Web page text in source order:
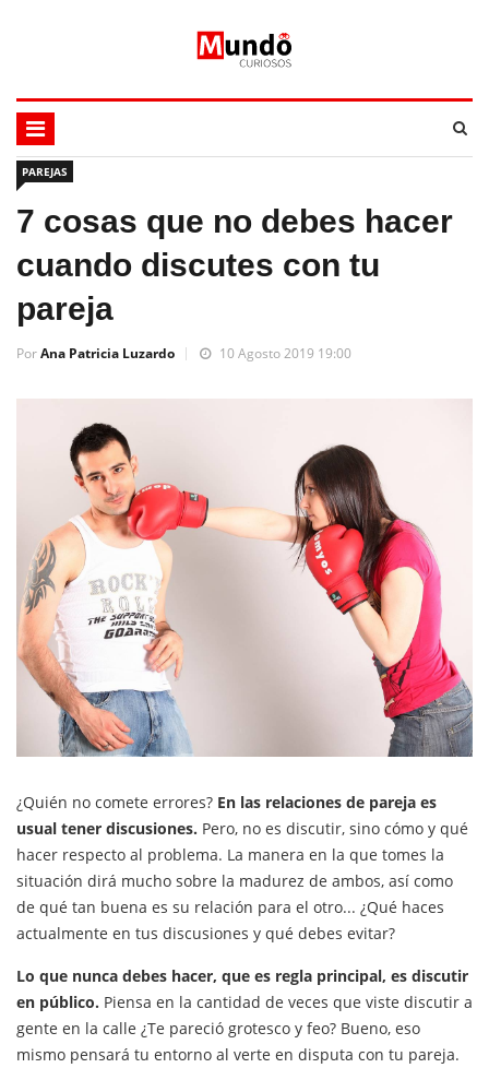
PAREJAS
7 cosas que no debes hacer
cuando discutes con tu
pareja
PorAna Patricia Luzardo 10 Agosto 2019 19:00
¿Quién no comete errores? En las relaciones de pareja es
usual tener discusiones. Pero, no es discutir, sino cómo y qué
hacer respecto al problema. La manera en la que tomes la
situación dirá mucho sobre la madurez de ambos, así como
de qué tan buena es su relación para el otro... ¿Qué haces
actualmente en tus discusiones y qué debes evitar?
Lo que nunca debes hacer, que es regla principal, es discutir
en público. Piensa en la cantidad de veces que viste discutir a
gente en la calle ¿Te pareció grotesco y feo? Bueno, eso
mismo pensará tu entorno al verte en disputa con tu pareja.